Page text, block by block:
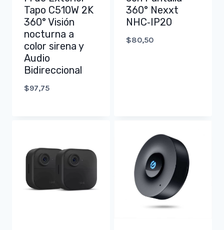
Tapo C510W 2K
360° Visión
nocturna a
color sirena y
Audio
Bidireccional
$97,75
360° Nexxt
NHC‑IP20
$80,50